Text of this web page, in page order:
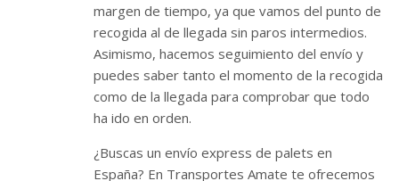
margen de tiempo, ya que vamos del punto de
recogida al de llegada sin paros intermedios.
Asimismo, hacemos seguimiento del envío y
puedes saber tanto el momento de la recogida
como de la llegada para comprobar que todo
ha ido en orden.
¿Buscas un envío express de palets en
España? En Transportes Amate te ofrecemos